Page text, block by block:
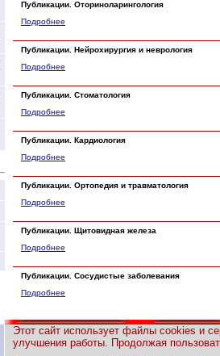
Публикации. Оториноларингология
Подробнее
Публикации. Нейрохирургия и неврология
Подробнее
Публикации. Стоматология
Подробнее
Публикации. Кардиология
Подробнее
Публикации. Ортопедия и травматология
Подробнее
Публикации. Щитовидная железа
Подробнее
Публикации. Сосудистые заболевания
Подробнее
Этот сайт использует файлы cookies и
улучшения работы. Продолжая